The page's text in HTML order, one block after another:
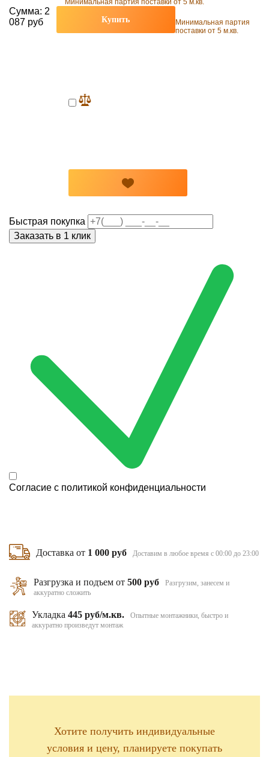
Минимальная партия поставки от 5 м.кв.
Сумма: 2
087 руб
Купить
Минимальная партия
поставки от 5 м.кв.
Быстрая покупка
Согласие с политикой конфиденциальности
Доставка от 1 000 руб Доставим в любое время с 00:00 до 23:00
Разгрузка и подъем от500 руб
Разгрузим, занесем и
аккуратно сложить
Укладка 445 руб/м.кв.
Опытные монтажники, быстро и
аккуратно произведут монтаж
Хотите получить индивидуальные
условия и цену, планируете покупать